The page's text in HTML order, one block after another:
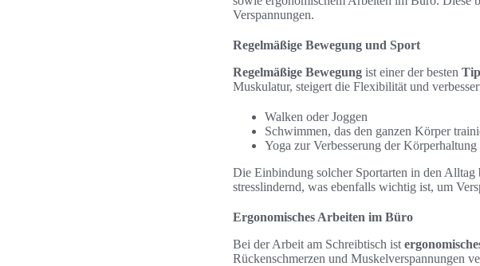
Verspannungen.
Regelmäßige Bewegung und Sport
Regelmäßige Bewegung ist einer der besten
Muskulatur, steigert die Flexibilität und
Walken oder Joggen
Schwimmen, das den ganzen Körper
Yoga zur Verbesserung der
Die Einbindung solcher Sportarten in den
stresslindernd, was ebenfalls wichtig ist, um
Ergonomisches Arbeiten im Büro
Bei der Arbeit am Schreibtisch ist
Rückenschmerzen und Muskelverspannungen